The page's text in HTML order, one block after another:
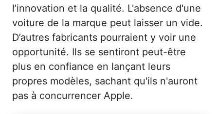
l’innovation et la qualité. L'absence d'une
voiture de la marque peut laisser un vide.
D’autres fabricants pourraient y voir une
opportunité. Ils se sentiront peut-être
plus en confiance en lançant leurs
propres modèles, sachant qu'ils n'auront
pas à concurrencer Apple.